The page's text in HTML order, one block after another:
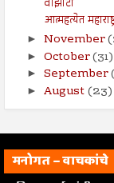
वांझोटी
आत्महत्येत
► November
► October(31)
► September
► August(23)
मनोगत – वाचकांचे